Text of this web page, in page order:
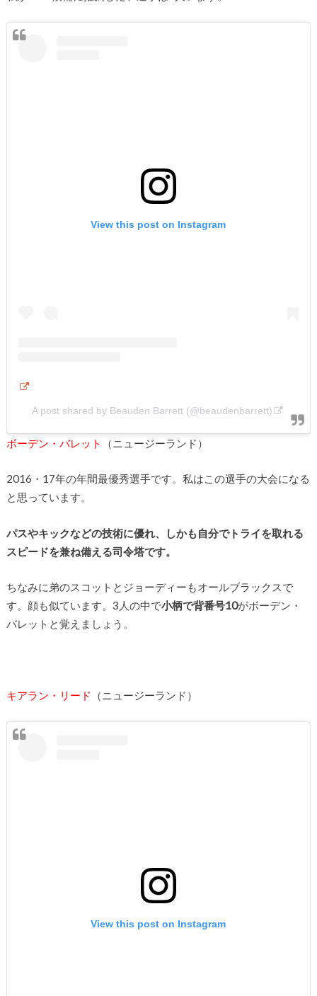
View this post on Instagram
A post shared by Beauden Barrett (@beaudenbarrett)
ボーデン・バレット （ニュージーランド）
2016・17年の年間最優秀選手です。私はこの選手の大会になる
と思っています。
パスやキックなどの技術に優れ、しかも自分でトライを取れる
スピードを兼ね備える司令塔です。
ちなみに弟のスコットとジョーディーもオールブラックスで
す。顔も似ています。3人の中で小柄で背番号10がボーデン・
バレットと覚えましょう。
キアラン・リード （ニュージーランド）
View this post on Instagram